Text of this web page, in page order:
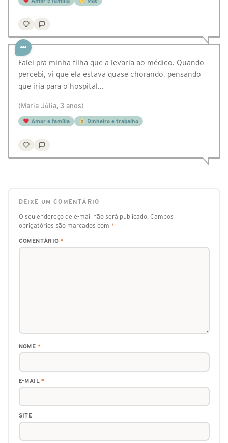
Falei pra minha filha que a levaria ao médico. Quando
percebi, vi que ela estava quase chorando, pensando
que iria para o hospital…
(Maria Júlia, 3 anos)
Amor e família Dinheiro e trabalho
DEIXE UM COMENTÁRIO
O seu endereço de e-mail não será publicado. Campos
obrigatórios são marcados com *
COMENTÁRIO *
NOME *
E-MAIL*
SITE